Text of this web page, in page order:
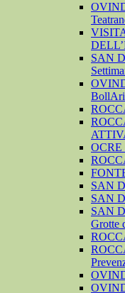
SAN
OCRE
SAN
SAN
SAN
Grotte